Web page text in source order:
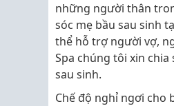
những người thân
sóc mẹ bầu sau sinh
thể hỗ trợ người vợ,
Spa chúng tôi xin chia
sau sinh.
Chế độ nghỉ ngơi cho